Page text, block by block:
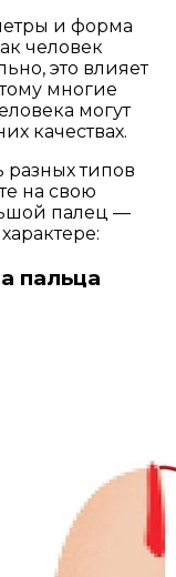
и форма
человек
это влияет
многие
могут
качествах.
разных типов
на свою
палец —
пальца